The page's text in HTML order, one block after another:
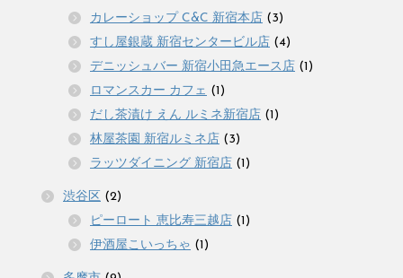
カレーショップ C&C 新宿本店 (3)
すし屋銀蔵 新宿センタービル店 (4)
デニッシュバー 新宿小田急エース店 (1)
ロマンスカー カフェ (1)
だし茶漬け えん ルミネ新宿店 (1)
林屋茶園 新宿ルミネ店 (3)
ラッツダイニング 新宿店 (1)
渋谷区 (2)
ピーロート 恵比寿三越店 (1)
伊酒屋こいっちゃ (1)